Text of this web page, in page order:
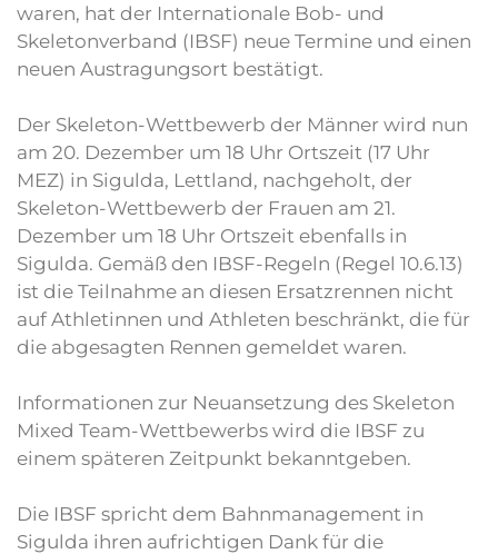
waren, hat der Internationale Bob- und
Skeletonverband (IBSF) neue Termine und einen
neuen Austragungsort bestätigt.
Der Skeleton-Wettbewerb der Männer wird nun
am 20. Dezember um 18 Uhr Ortszeit (17 Uhr
MEZ) in Sigulda, Lettland, nachgeholt, der
Skeleton-Wettbewerb der Frauen am 21.
Dezember um 18 Uhr Ortszeit ebenfalls in
Sigulda. Gemäß den IBSF-Regeln (Regel 10.6.13)
ist die Teilnahme an diesen Ersatzrennen nicht
auf Athletinnen und Athleten beschränkt, die für
die abgesagten Rennen gemeldet waren.
Informationen zur Neuansetzung des Skeleton
Mixed Team-Wettbewerbs wird die IBSF zu
einem späteren Zeitpunkt bekanntgeben.
Die IBSF spricht dem Bahnmanagement in
Sigulda ihren aufrichtigen Dank für die